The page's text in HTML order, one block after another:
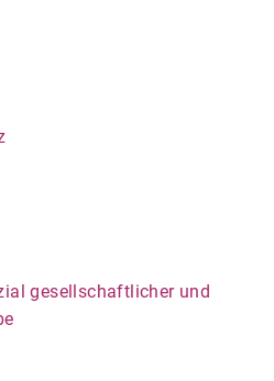
gesellschaftlicher und